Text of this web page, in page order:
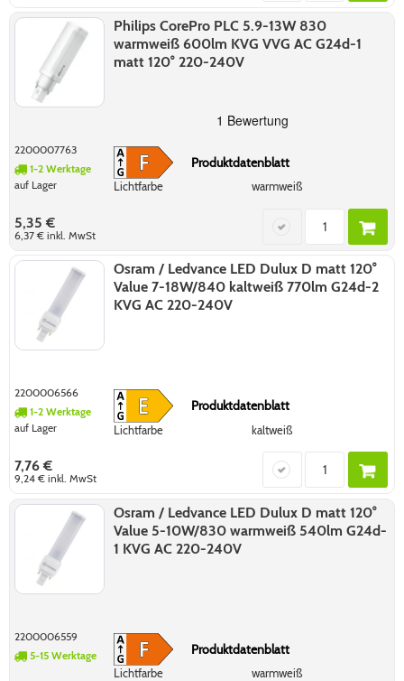
Philips CorePro PLC 5.9-13W 830
warmweiß 600lm KVG VVG AC G24d-1
matt 120° 220-240V
2200007763
1-2 Werktage
auf Lager
Produktdatenblatt
Lichtfarbe warmweiß
5,35 €
6,37 €inkl. MwSt
Osram / Ledvance LED Dulux D matt 120°
Value 7-18W/840 kaltweiß 770lm G24d-2
KVG AC 220-240V
2200006566
1-2 Werktage
auf Lager
Produktdatenblatt
Lichtfarbe kaltweiß
7,76 €
9,24 €inkl. MwSt
Osram / Ledvance LED Dulux D matt 120°
Value 5-10W/830 warmweiß 540lm G24d-
1 KVG AC 220-240V
2200006559
5-15 Werktage
Produktdatenblatt
Lichtfarbe warmweiß